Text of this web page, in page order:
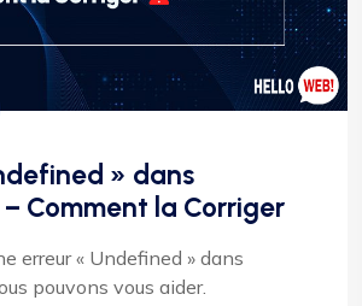
» dans
Comment la Corriger
erreur « Undefined » dans
pouvons vous aider.